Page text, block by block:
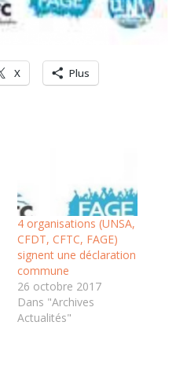
X Plus
4 organisations (UNSA,
CFDT, CFTC, FAGE)
signent une déclaration
commune
26 octobre 2017
Dans "Archives
Actualités"